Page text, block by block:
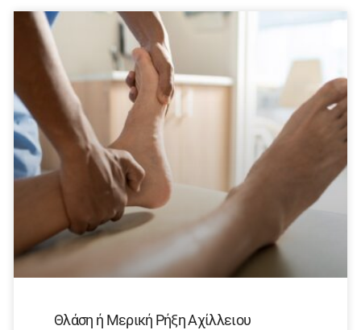
Θλάση ή Μερική Ρήξη Αχίλλειου